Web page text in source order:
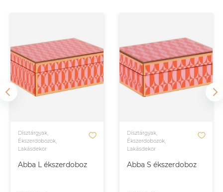
Abba L ékszerdoboz
Dísztárgyak,
Ékszerdobozok,
Lakásdekor
Abba S ékszerdoboz
Dísztárgyak,
Ékszerdobozok,
Lakásdekor